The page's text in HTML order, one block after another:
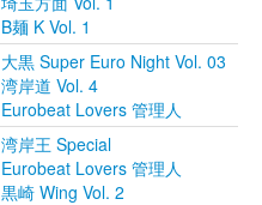
B麺 K Vol. 1
大黒 Super Euro Night Vol. 03
湾岸道 Vol. 4
Eurobeat Lovers 管理人
湾岸王 Special
Eurobeat Lovers 管理人
黒崎 Wing Vol. 2